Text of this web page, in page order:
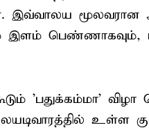
இவ்வாலய மூலவரான
இளம் பெண்ணாகவும்,
'பதுக்கம்மா' விழா
உள்ள